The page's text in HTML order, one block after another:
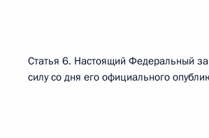
Статья 6. Настоящий Федеральный
силу со дня его официального